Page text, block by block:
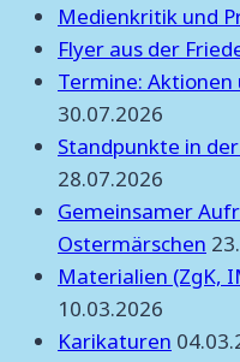
Medienkritik und
Flyer aus der
Termine:
30.07.2026
Standpunkte in
28.07.2026
Gemeinsamer
Ostermärschen
Materialien (ZgK,
10.03.2026
Karikaturen